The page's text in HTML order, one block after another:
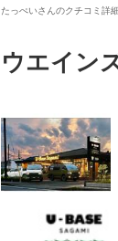
たっぺいさんのクチコミ詳
ウエイン